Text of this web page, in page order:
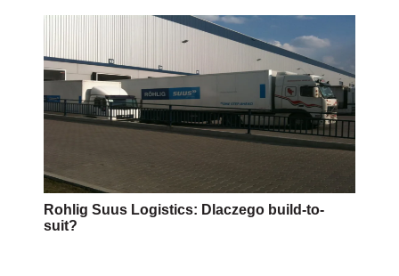
Rohlig Suus Logistics: Dlaczego build-to-
suit?